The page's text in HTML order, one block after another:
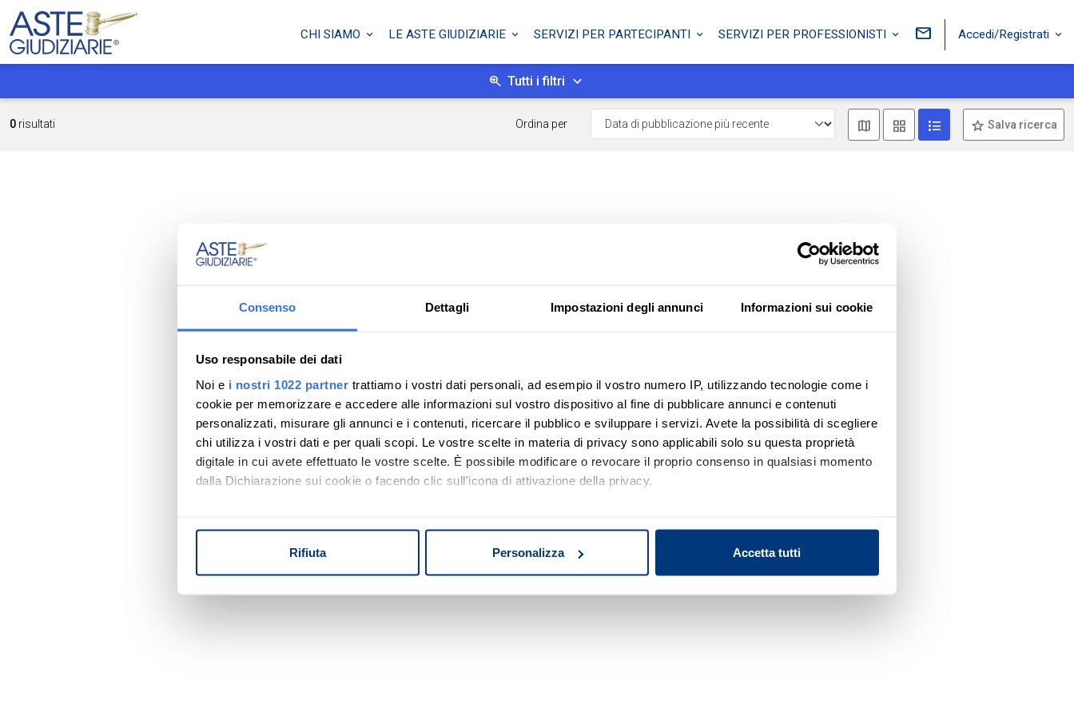
Consenso Dettagli Impostazioni degli annunci Informazioni sui cookie
Uso responsabile dei dati
Noi e i nostri 1022 partner trattiamo i vostri dati personali, ad esempio il vostro numero IP, utilizzando tecnologie come i
cookie per memorizzare e accedere alle informazioni sul vostro dispositivo al fine di pubblicare annunci e contenuti
personalizzati, misurare gli annunci e i contenuti, ricercare il pubblico e sviluppare i servizi. Avete la possibilità di scegliere
chi utilizza i vostri dati e per quali scopi. Le vostre scelte in materia di privacy sono applicabili solo su questa proprietà
digitale in cui avete effettuato le vostre scelte. È possibile modificare o revocare il proprio consenso in qualsiasi momento
dalla Dichiarazione sui cookie o facendo clic sull'icona di attivazione della privacy.
Identificare il tuo dispositivo, scansionandolo attivamente alla ricerca di caratteristiche specifiche (impronte
digitali).
Rifiuta Personalizza Accetta tutti
CHI SIAMO LE ASTE GIUDIZIARIE SERVIZI PER PARTECIPANTI SERVIZI PER PROFESSIONISTI Accedi/Registrati
Tutti i filtri
0 risultati Ordina per Mostra mappaMostra come box
Mostra come lista
Salva ricerca
Nessun risultato di ricerca
Prova a modificare o rimuovere alcuni filtri o
a cambiare l'area di ricerca.